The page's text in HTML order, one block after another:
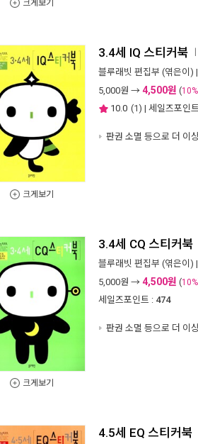
크게보기
크게보기
3.4세 IQ 스티커북
블루래빗 편집부 (엮은이) |
5,000원 → 4,500원 (10%
10.0 (1) | 세일즈포인
판권 소멸 등으로 더 이
크게보기
3.4세 CQ 스티커북
블루래빗 편집부 (엮은이) |
5,000원 → 4,500원 (10%
세일즈포인트 : 474
판권 소멸 등으로 더 이
4.5세 EQ 스티커북